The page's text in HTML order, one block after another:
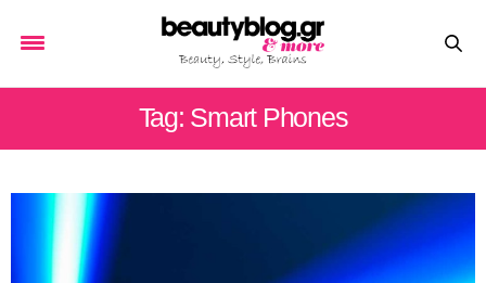
Tag: Smart Phones